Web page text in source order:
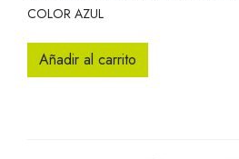
COLOR AZUL
Añadir al carrito